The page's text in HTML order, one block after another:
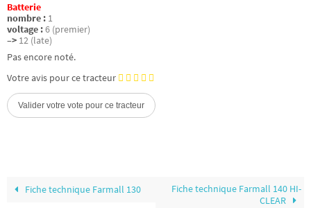
Batterie
nombre : 1
voltage :6 (premier)
–> 12 (late)
Pas encore noté.
Votre avis pour ce tracteur
Fiche technique Farmall 130
Fiche technique Farmall 140 HI-
CLEAR